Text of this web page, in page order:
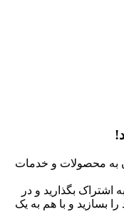
به محصولات و خدمات
اشتراک بگذارید و در
بسازید و با هم به یک